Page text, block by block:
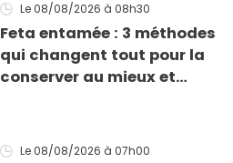
Le 08/08/2026 à 08h30
Feta entamée : 3 méthodes
qui changent tout pour la
conserver au mieux et
Le 08/08/2026 à 07h00